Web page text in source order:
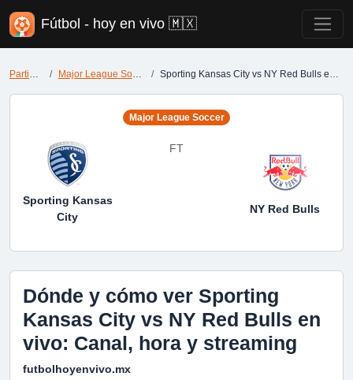
Fútbol - hoy en vivo 🇲🇽
Partidos Major League Soccer Sporting Kansas City vs NY Red Bulls en vivo
Major League Soccer
Sporting Kansas
City
FT
NY Red Bulls
Dónde y cómo ver Sporting
Kansas City vs NY Red Bulls en
vivo: Canal, hora y streaming
futbolhoyenvivo.mx